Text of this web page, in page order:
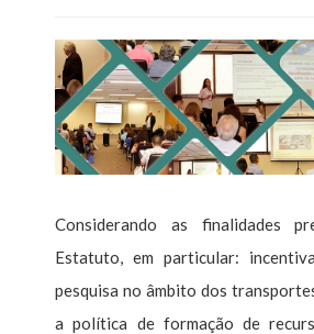
Considerando as finalidades
Estatuto, em particular:
pesquisa no âmbito dos
a política de formação de